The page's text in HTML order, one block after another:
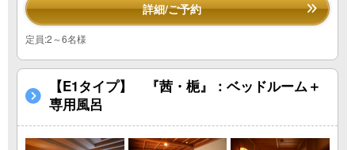
詳細/ご予約
定員:2～6名様
【E1タイプ】 『茜・梔』：ベッドルーム＋
専用風呂